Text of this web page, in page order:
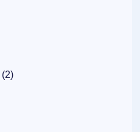
(2)